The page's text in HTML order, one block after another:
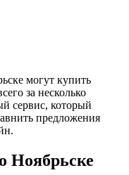
могут купить
за несколько
сервис, который
предложения
Ноябрьске